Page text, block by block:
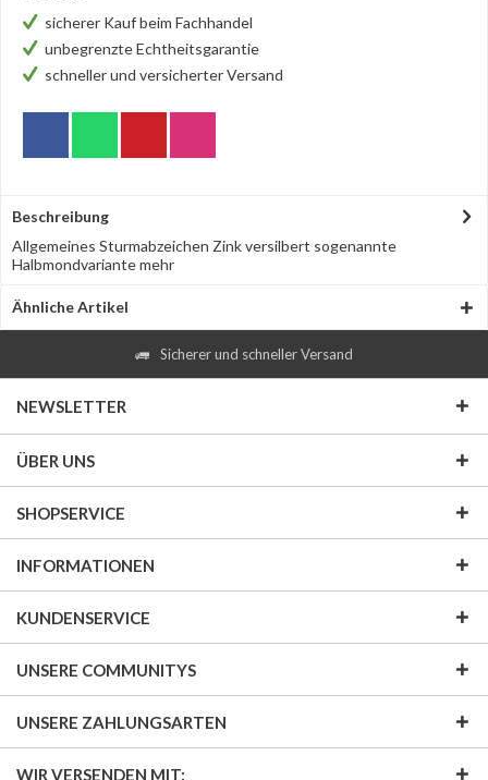
sicherer Kauf beim Fachhandel
unbegrenzte Echtheitsgarantie
schneller und versicherter Versand
Beschreibung
Allgemeines Sturmabzeichen Zink versilbert sogenannte
Halbmondvariantemehr
Ähnliche Artikel
Sicherer und schneller Versand
NEWSLETTER
ÜBER UNS
SHOPSERVICE
INFORMATIONEN
KUNDENSERVICE
UNSERE COMMUNITYS
UNSERE ZAHLUNGSARTEN
WIR VERSENDEN MIT: